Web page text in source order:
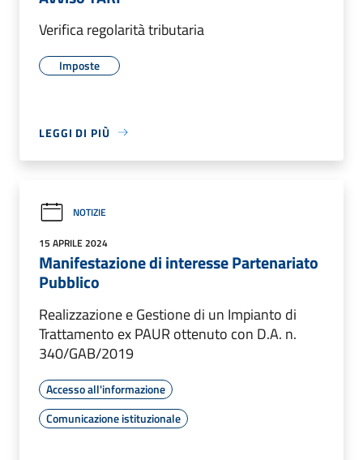
Verifica regolarità tributaria
Imposte
LEGGI DI PIÙ
NOTIZIE
15 APRILE 2024
Manifestazione di interesse Partenariato
Pubblico
Realizzazione e Gestione di un Impianto di
Trattamento ex PAUR ottenuto con D.A. n.
340/GAB/2019
Accesso all'informazione
Comunicazione istituzionale